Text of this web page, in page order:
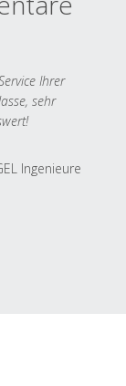
Ihrer
sehr
Ingenieure